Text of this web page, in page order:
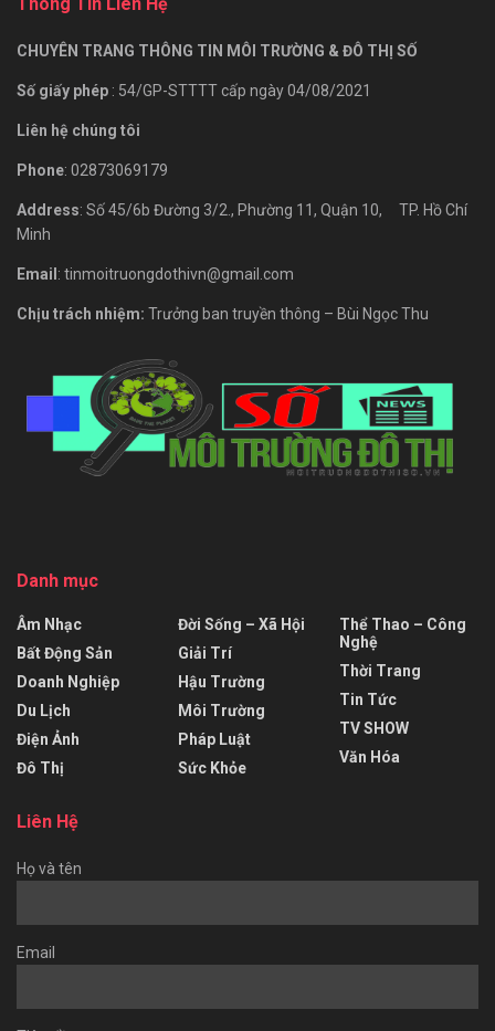
CHUYÊN TRANG THÔNG TIN MÔI TRƯỜNG & ĐÔ THỊ SỐ
Số giấy phép : 54/GP-STTTT cấp ngày 04/08/2021
Liên hệ chúng tôi
Phone: 02873069179
Address: Số 45/6b Đường 3/2., Phường 11, Quận 10, TP. Hồ Chí
Minh
Email: tinmoitruongdothivn@gmail.com
Chịu trách nhiệm: Trưởng ban truyền thông – Bùi Ngọc Thu
Danh mục
Âm Nhạc
Bất Động Sản
Doanh Nghiệp
Du Lịch
Điện Ảnh
Đô Thị
Đời Sống – Xã Hội
Giải Trí
Hậu Trường
Môi Trường
Pháp Luật
Sức Khỏe
Thể Thao – Công
Nghệ
Thời Trang
Tin Tức
TV SHOW
Văn Hóa
Liên Hệ
Họ và tên
Email